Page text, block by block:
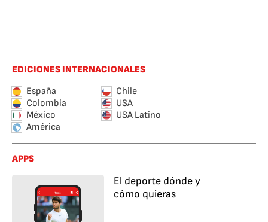
EDICIONES INTERNACIONALES
España
Chile
Colombia
USA
México
USA Latino
América
APPS
El deporte dónde y
cómo quieras